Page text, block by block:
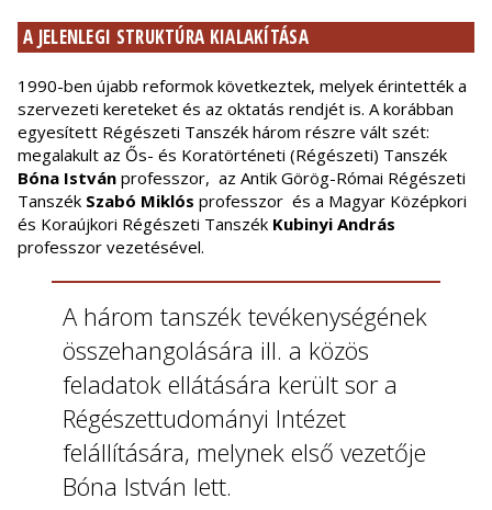
A JELENLEGI STRUKTÚRA KIALAKÍTÁSA
1990-ben újabb reformok következtek, melyek érintették a
szervezeti kereteket és az oktatás rendjét is. A korábban
egyesített Régészeti Tanszék három részre vált szét:
megalakult az Ős- és Koratörténeti (Régészeti) Tanszék
Bóna István professzor, az Antik Görög-Római Régészeti
Tanszék Szabó Miklós professzor és a Magyar Középkori
és Koraújkori Régészeti Tanszék Kubinyi András
professzor vezetésével.
A három tanszék tevékenységének
összehangolására ill. a közös
feladatok ellátására került sor a
Régészettudományi Intézet
felállítására, melynek első vezetője
Bóna István lett.